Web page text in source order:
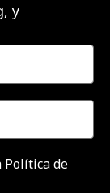
y
Política de